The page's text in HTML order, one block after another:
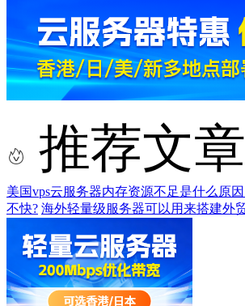
推荐文章
美国vps云服务器内存资源不足是什么原因
不快? 海外轻量级服务器可以用来搭建外